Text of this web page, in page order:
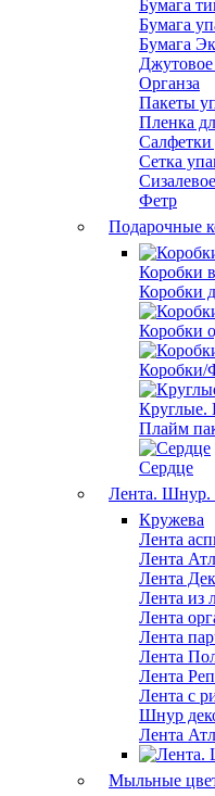
Бумага
Бумага
Бумага
Органза
Пакеты
Пленка
Салфетки
Сетка
Фетр
Подарочные
Коробки
Коробки
Коробки
Коробки/
Круглые.
Плайм
Сердце
Лента. Шнур.
Кружева
Лента
Лента
Лента
Лента из
Лента
Лента
Лента
Лента
Лента с
Шнур
Лента
Мыльные